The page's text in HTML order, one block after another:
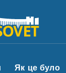
Як це було